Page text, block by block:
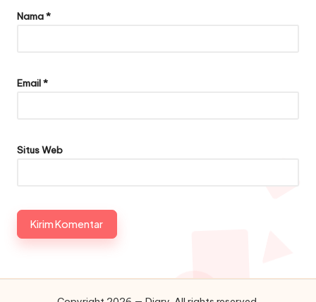
Nama*
Email*
Situs Web